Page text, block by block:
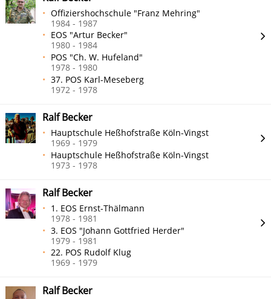
Offiziershochschule "Franz Mehring"
1984 - 1987
EOS "Artur Becker"
1980 - 1984
POS "Ch. W. Hufeland"
1978 - 1980
37. POS Karl-Meseberg
1972 - 1978
Ralf Becker
Hauptschule Heßhofstraße Köln-Vingst
1969 - 1979
Hauptschule Heßhofstraße Köln-Vingst
1973 - 1978
Ralf Becker
1. EOS Ernst-Thälmann
1978 - 1981
3. EOS "Johann Gottfried Herder"
1979 - 1981
22. POS Rudolf Klug
1969 - 1979
Ralf Becker